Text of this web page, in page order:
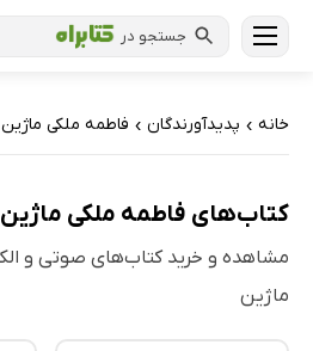
جستجو در
خانه › پدیدآورندگان › فاطمه ملکی ماژین
کتاب‌های فاطمه ملکی ماژین
مشاهده و خرید کتاب‌های صوتی و
ماژین